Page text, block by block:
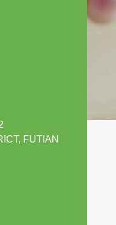
FUTIAN